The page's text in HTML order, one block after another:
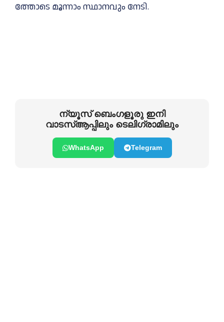
ത്തോടെ മൂന്നാം സ്ഥാനവും നേടി.
ന്യൂസ് ബെംഗളൂരു ഇനി
വാടസ്ആപ്പിലും ടെലിഗ്രാമിലും
WhatsApp Telegram